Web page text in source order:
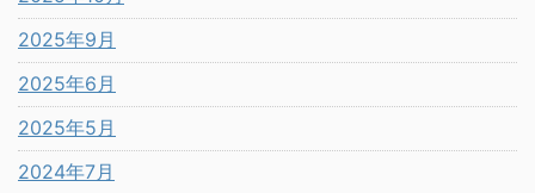
2025年9月
2025年6月
2025年5月
2024年7月